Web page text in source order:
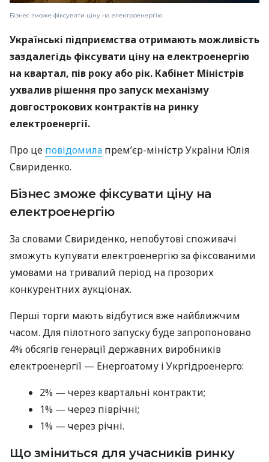
Бізнес зможе фіксувати ціну на електроенергію
Українські підприємства отримають можливість
заздалегідь фіксувати ціну на електроенергію
на квартал, пів року або рік. Кабінет Міністрів
ухвалив рішення про запуск механізму
довгострокових контрактів на ринку
електроенергії.
Про це повідомила прем’єр-міністр України Юлія
Свириденко.
Бізнес зможе фіксувати ціну на
електроенергію
За словами Свириденко, непобутові споживачі
зможуть купувати електроенергію за фіксованими
умовами на тривалий період на прозорих
конкурентних аукціонах.
Перші торги мають відбутися вже найближчим
часом. Для пілотного запуску буде запропоновано
4% обсягів генерації державних виробників
електроенергії — Енергоатому і Укргідроенерго:
2% — через квартальні контракти;
1% — через піврічні;
1% — через річні.
Що зміниться для учасників ринку